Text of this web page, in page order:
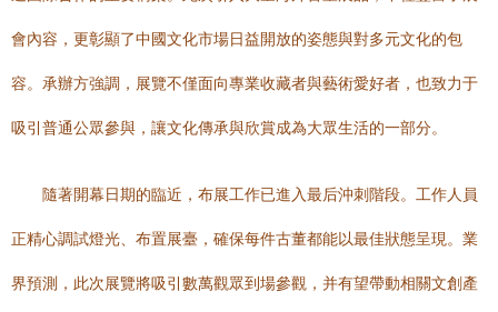
會內容，更彰顯了中國文化市場日益開放的姿態與對多元文化的包
容。承辦方強調，展覽不僅面向專業收藏者與藝術愛好者，也致力于
吸引普通公眾參與，讓文化傳承與欣賞成為大眾生活的一部分。
隨著開幕日期的臨近，布展工作已進入最后沖刺階段。工作人員
正精心調試燈光、布置展臺，確保每件古董都能以最佳狀態呈現。業
界預測，此次展覽將吸引數萬觀眾到場參觀，并有望帶動相關文創產